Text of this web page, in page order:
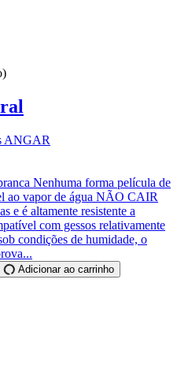
ANGAR
Nenhuma forma película de
ao vapor de água NÃO CAIR
é altamente resistente a
com gessos relativamente
condições de humidade, o
Adicionar ao carrinho